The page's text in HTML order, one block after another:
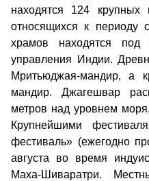
находятся 124
относящихся к
храмов находятся под
управления Индии.
Мритьюджая-мандир, а
мандир. Джагешвар
метров над уровнем
Крупнейшими
фестиваль» (ежегодно
августа во время
Маха-Шиваратри.